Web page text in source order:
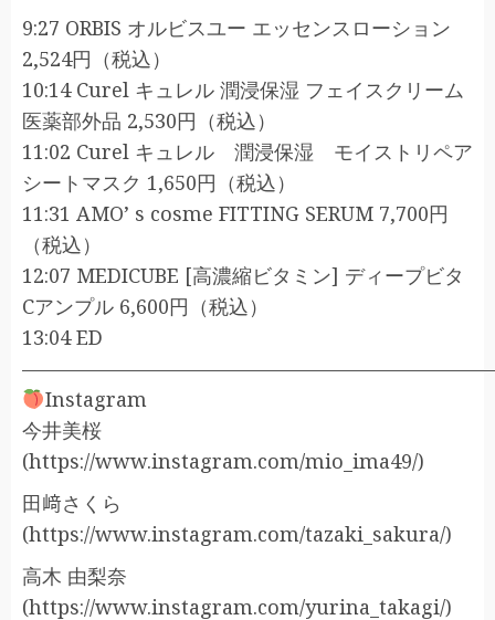
9:27 ORBIS オルビスユー エッセンスローション
2,524円（税込）
10:14 Curel キュレル 潤浸保湿 フェイスクリーム
医薬部外品 2,530円（税込）
11:02 Curel キュレル 潤浸保湿 モイストリペア
シートマスク 1,650円（税込）
11:31 AMO’ s cosme FITTING SERUM 7,700円
（税込）
12:07 MEDICUBE [高濃縮ビタミン] ディープビタ
Cアンプル 6,600円（税込）
13:04 ED
Instagram
今井美桜
(https://www.instagram.com/mio_ima49/)
田﨑さくら
(https://www.instagram.com/tazaki_sakura/)
高木 由梨奈
(https://www.instagram.com/yurina_takagi/)